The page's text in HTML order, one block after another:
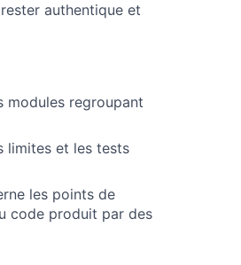
authentique et
modules regroupant
limites et les tests
les points de
code produit par des